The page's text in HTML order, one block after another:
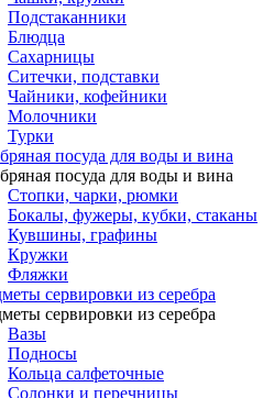
Подстаканники
Блюдца
Сахарницы
Ситечки, подставки
Чайники, кофейники
Молочники
Турки
посуда для воды и вина
посуда для воды и вина
Стопки, чарки, рюмки
Бокалы, фужеры, кубки, стаканы
Кувшины, графины
Кружки
Фляжки
сервировки из серебра
сервировки из серебра
Вазы
Подносы
Кольца салфеточные
Солонки и перечницы